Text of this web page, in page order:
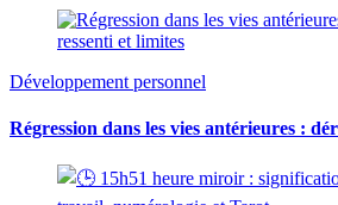
Développement personnel
Régression dans les vies antérieures :